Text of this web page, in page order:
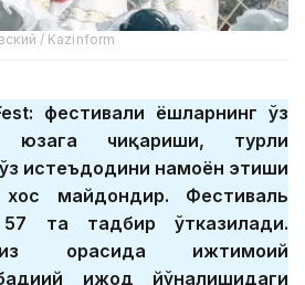
/ Kazinform
фестивали ёшларнинг ўз
юзага чиқариши, турли
ўз истеъдодини намоён этиши
хос майдондир. Фестиваль
та тадбир ўтказилади.
орасида ижтимоий
ижод йўналишидаги